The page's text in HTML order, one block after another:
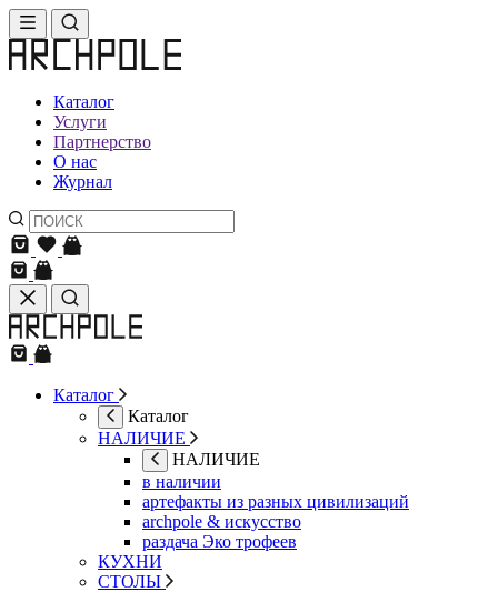
Каталог
Услуги
Партнерство
О нас
Журнал
Каталог
Каталог
НАЛИЧИЕ
НАЛИЧИЕ
в наличии
артефакты из разных цивилизаций
archpole & искусство
раздача Эко трофеев
КУХНИ
СТОЛЫ